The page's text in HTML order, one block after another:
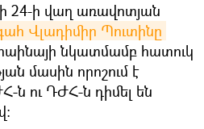
24-ի վաղ առավոտյան
Վլադիմիր Պուտինը
նկատմամբ հատուկ
մասին որոշում է
ն ու ԴԺՀ-ն դիմել են